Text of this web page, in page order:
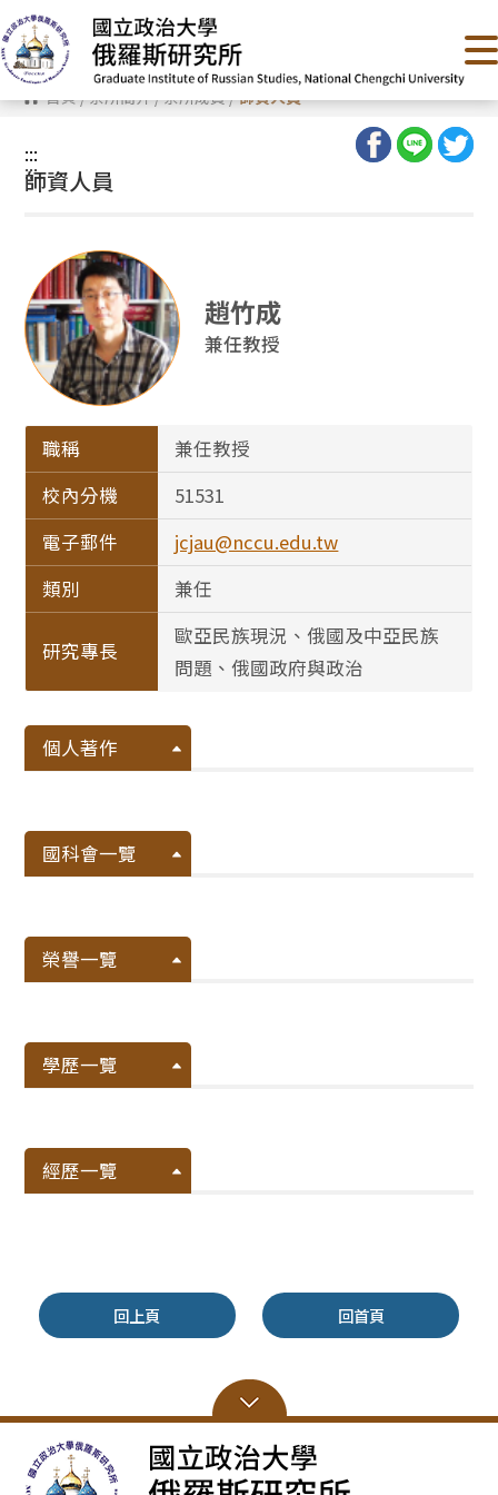
跳
到
主
要
內
容 首頁/系所簡介/系所成員/師資人員
:::
:::
師資人員
趙竹成
兼任教授
職稱
兼任教授
校內分機
51531
電子郵件
jcjau@nccu.edu.tw
類別
兼任
研究專長
歐亞民族現況、俄國及中亞民族
問題、俄國政府與政治
個人著作
國科會一覽
榮譽一覽
學歷一覽
經歷一覽
回上頁 回首頁